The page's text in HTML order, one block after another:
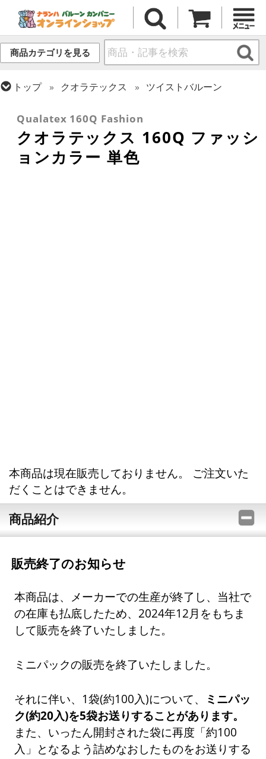
商品カテゴリを見る
トップ クオラテックス
ツイストバルーン
Qualatex 160Q Fashion
クオラテックス 160Q ファッシ
ョンカラー 単色
本商品は現在販売しておりません。 ご注文いた
だくことはできません。
商品紹介
販売終了のお知らせ
本商品は、メーカーでの生産が終了し、当社で
の在庫も払底したため、2024年12月をもちま
して販売を終了いたしました。
ミニパックの販売を終了いたしました。
それに伴い、1袋(約100入)について、
ミニパッ
ク(約20入)を5袋お送りすることがあります。
また、いったん開封された袋に再度「約100
入」となるよう詰めなおしたものをお送りする